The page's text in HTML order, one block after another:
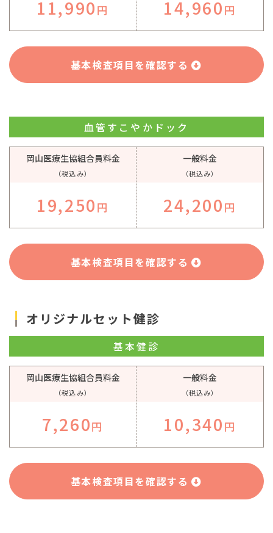
11,990円 14,960円
基本検査項目を確認する
血管すこやかドック
岡山医療生協組合員料金
（税込み）
19,250円
一般料金
（税込み）
24,200円
基本検査項目を確認する
オリジナルセット健診
基本健診
岡山医療生協組合員料金
（税込み）
7,260円
一般料金
（税込み）
10,340円
基本検査項目を確認する